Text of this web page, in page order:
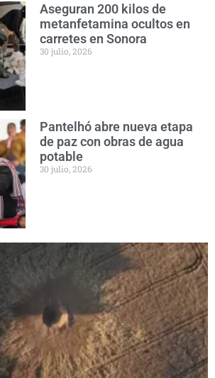
Aseguran 200 kilos de
metanfetamina ocultos en
carretes en Sonora
30 julio, 2026
Pantelhó abre nueva etapa
de paz con obras de agua
potable
30 julio, 2026